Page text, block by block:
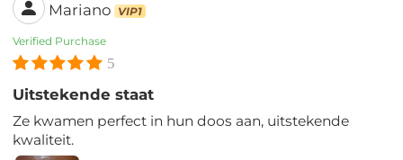
Mariano VIP1
Verified Purchase
5
Uitstekende staat
Ze kwamen perfect in hun doos aan, uitstekende
kwaliteit.